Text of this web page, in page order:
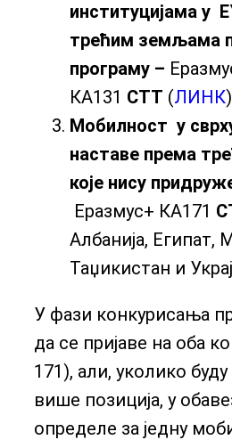
институцијама у
трећим земљама
програму –
КА131 СТТ (ЛИНК)
Мобилност у
наставе према
које нису
Еразмус+ КА171
Албанија, Египат,
Таџикистан и
У фази конкурисања
да се пријаве на оба
171), али, уколико
више позиција, у
определе за једну